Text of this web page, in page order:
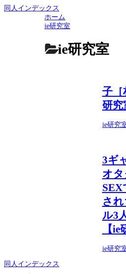
同人インデックス
ホーム
ie研究室
ie研究室
子［
研究
ie研究
3ギ
オ
さ
ル3
【ie
ie研究
同人インデックス